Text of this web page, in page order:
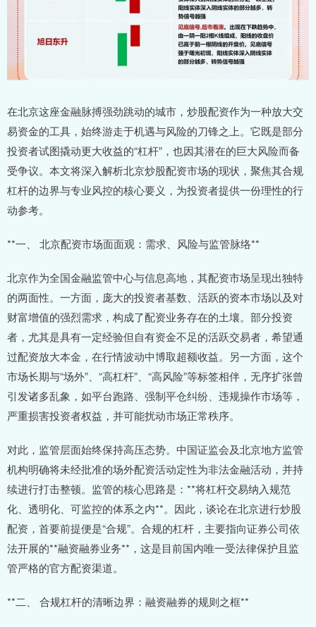
在北京这座金融脉搏强劲跳动的城市，炒股配资作为一种放大交
易资金的工具，始终游走于机遇与风险的刀锋之上。它既是部分
投资者试图撬动更大收益的“杠杆”，也因其潜在的巨大风险而备
受争议。本文将深入解析北京炒股配资市场的现状，聚焦其合规
杠杆的边界与专业风控的核心要义，为投资者提供一份理性的行
动参考。
**一、 北京配资市场面面观：需求、风险与监管脉络**
北京作为全国金融监管中心与信息高地，其配资市场呈现出独特
的两面性。一方面，庞大的投资者基数、活跃的资本市场以及对
财富增值的强烈需求，构成了配资业务存在的土壤。部分投资
者，尤其是具有一定经验但自有资金不足的活跃交易者，希望通
过配资放大本金，在行情波动中博取超额收益。另一方面，这个
市场长期与“场外”、“高杠杆”、“高风险”等标签相伴，无序扩张曾
引发诸多乱象，如平台跑路、强制平仓纠纷、违规操作市场等，
严重损害投资者权益，并可能扰动市场正常秩序。
对此，监管层面始终保持高压态势。中国证监会及北京地方监管
机构明确将未经批准的场外配资活动定性为非法金融活动，并持
续进行打击整顿。监管的核心思路是：**将杠杆交易纳入规范
化、透明化、可监控的体系之内**。因此，谈论在北京进行炒股
配资，首要前提便是“合规”。合规的杠杆，主要指向证券公司依
法开展的**融资融券业务**，这是目前国内唯一受法律保护且监
管严格的官方配资渠道。
**二、 合规杠杆的清晰边界：融资融券的规则之框**